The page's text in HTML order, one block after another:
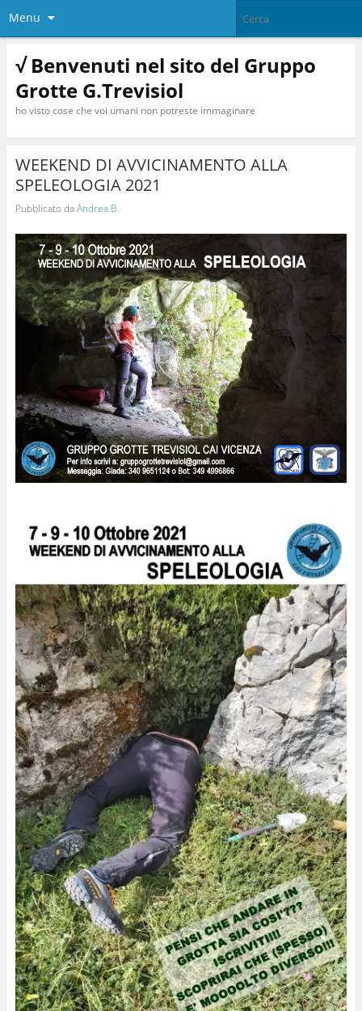
Menu
√ Benvenuti nel sito del Gruppo
Grotte G.Trevisiol
ho visto cose che voi umani non potreste immaginare
WEEKEND DI AVVICINAMENTO ALLA
SPELEOLOGIA 2021
Pubblicato daAndrea B.